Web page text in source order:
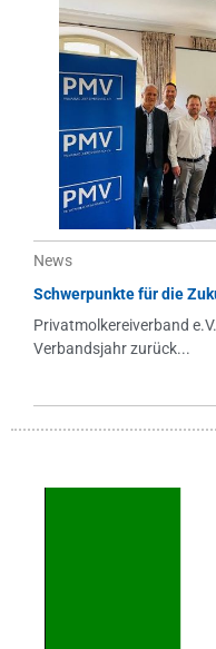
News
Schwerpunkte für die
Privatmolkereiverband
Verbandsjahr zurück...